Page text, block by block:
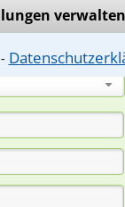
verwalten
⁃
spezialisierte
für Sie kostenlos.